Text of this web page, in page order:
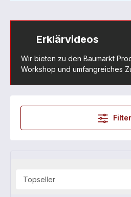
Erklärvideos
Wir bieten zu den Baumarkt
Workshop und umfangreiches
Filter